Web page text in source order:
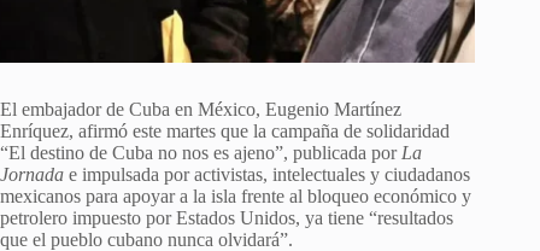
El embajador de Cuba en México, Eugenio Martínez
Enríquez, afirmó este martes que la campaña de solidaridad
“El destino de Cuba no nos es ajeno”, publicada por La
Jornada e impulsada por activistas, intelectuales y ciudadanos
mexicanos para apoyar a la isla frente al bloqueo económico y
petrolero impuesto por Estados Unidos, ya tiene “resultados
que el pueblo cubano nunca olvidará”.